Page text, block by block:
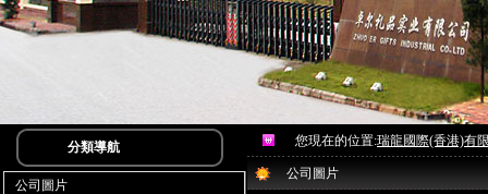
分類導航
公司圖片
您現在的位置:瑞龍國際(香港)有
公司圖片